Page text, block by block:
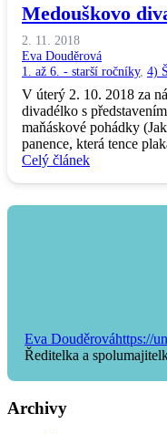
Medouškovo
2. 11. 2018
Eva Douděrová
1. až 6. - starší ročníky, 4)
V úterý 2. 10. 2018 za
divadélko s
maňáskové pohádky
panence, která tence
Celý článek
Eva Douděrováhttps://
Ředitelka a
Archivy